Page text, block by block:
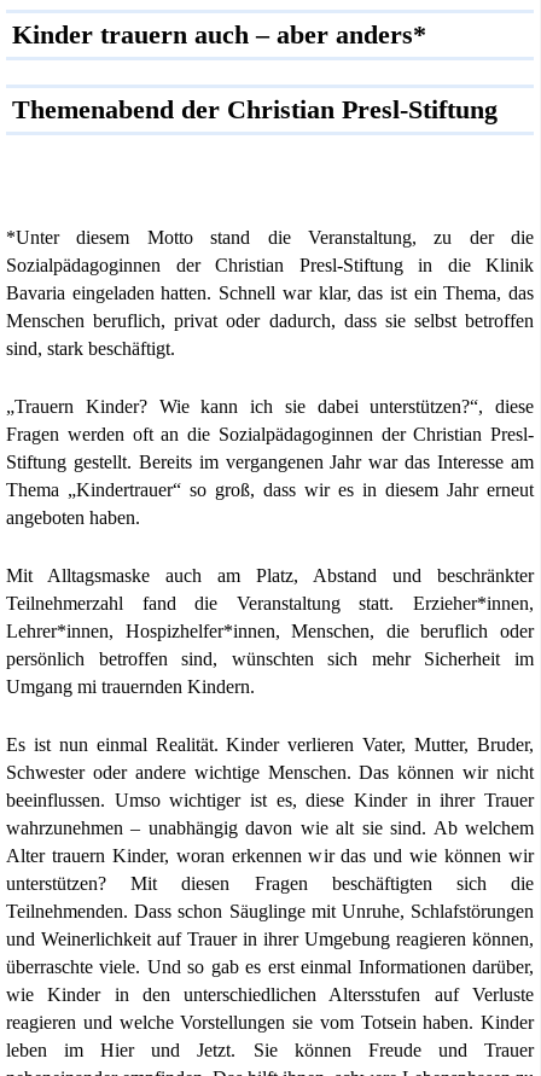
Kinder trauern auch – aber anders*
Themenabend der Christian Presl-Stiftung
*Unter diesem Motto stand die Veranstaltung, zu der die
Sozialpädagoginnen der Christian Presl-Stiftung in die Klinik
Bavaria eingeladen hatten. Schnell war klar, das ist ein Thema, das
Menschen beruflich, privat oder dadurch, dass sie selbst betroffen
sind, stark beschäftigt.
„Trauern Kinder? Wie kann ich sie dabei unterstützen?“, diese
Fragen werden oft an die Sozialpädagoginnen der Christian Presl-
Stiftung gestellt. Bereits im vergangenen Jahr war das Interesse am
Thema „Kindertrauer“ so groß, dass wir es in diesem Jahr erneut
angeboten haben.
Mit Alltagsmaske auch am Platz, Abstand und beschränkter
Teilnehmerzahl fand die Veranstaltung statt. Erzieher*innen,
Lehrer*innen, Hospizhelfer*innen, Menschen, die beruflich oder
persönlich betroffen sind, wünschten sich mehr Sicherheit im
Umgang mi trauernden Kindern.
Es ist nun einmal Realität. Kinder verlieren Vater, Mutter, Bruder,
Schwester oder andere wichtige Menschen. Das können wir nicht
beeinflussen. Umso wichtiger ist es, diese Kinder in ihrer Trauer
wahrzunehmen – unabhängig davon wie alt sie sind. Ab welchem
Alter trauern Kinder, woran erkennen wir das und wie können wir
unterstützen? Mit diesen Fragen beschäftigten sich die
Teilnehmenden. Dass schon Säuglinge mit Unruhe, Schlafstörungen
und Weinerlichkeit auf Trauer in ihrer Umgebung reagieren können,
überraschte viele. Und so gab es erst einmal Informationen darüber,
wie Kinder in den unterschiedlichen Altersstufen auf Verluste
reagieren und welche Vorstellungen sie vom Totsein haben. Kinder
leben im Hier und Jetzt. Sie können Freude und Trauer